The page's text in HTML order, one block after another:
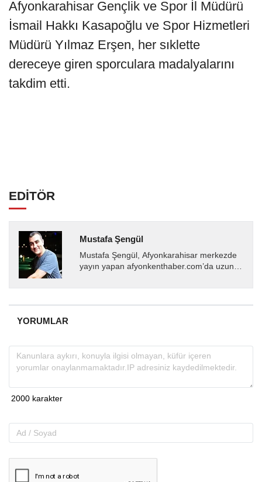
Afyonkarahisar Gençlik ve Spor İl Müdürü
İsmail Hakkı Kasapoğlu ve Spor Hizmetleri
Müdürü Yılmaz Erşen, her sıklette
dereceye giren sporculara madalyalarını
takdim etti.
EDİTÖR
Mustafa Şengül
Mustafa Şengül, Afyonkarahisar merkezde
yayın yapan afyonkenthaber.com’da uzun
almakta, haber akışı...
YORUMLAR